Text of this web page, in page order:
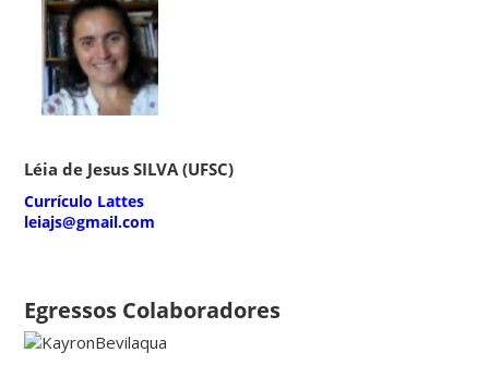
Léia de Jesus SILVA (UFSC)
Currículo Lattes
leiajs@gmail.com
Egressos Colaboradores